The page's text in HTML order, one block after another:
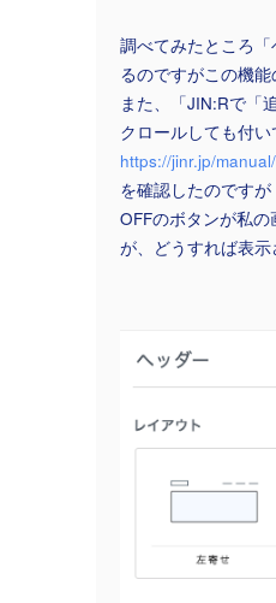
調べてみたところ
るのですがこの機
また、「JIN:Rで「
クロールしても付い
https://jinr.jp/
を確認したのです
OFFのボタンが私
が、どうすれば表示